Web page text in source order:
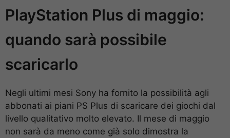
PlayStation Plus di maggio:
quando sarà possibile
scaricarlo
Negli ultimi mesi Sony ha fornito la possibilità agli
abbonati ai piani PS Plus di scaricare dei giochi dal
livello qualitativo molto elevato. Il mese di maggio
non sarà da meno come già solo dimostra la